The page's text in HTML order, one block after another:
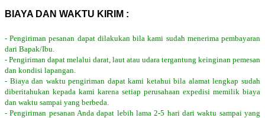
BIAYA DAN WAKTU KIRIM :
- Pengiriman pesanan dapat dilakukan bila kami sudah menerima pembayaran
dari Bapak/Ibu.
- Pengiriman dapat melalui darat, laut atau udara tergantung keinginan pemesan
dan kondisi lapangan.
- Biaya dan waktu pengiriman dapat kami ketahui bila alamat lengkap sudah
diberitahukan kepada kami karena setiap perusahaan expedisi memilik biaya
dan waktu sampai yang berbeda.
- Pengiriman pesanan Anda dapat lebih lama 2-5 hari dari waktu sampai yang